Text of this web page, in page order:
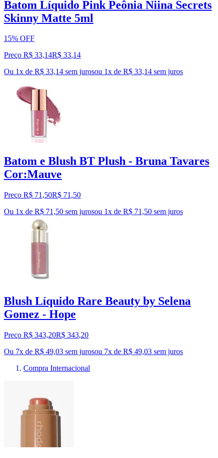
Batom Líquido Pink Peônia Niina Secrets
Skinny Matte 5ml
15% OFF
Preço R$ 33,14R$ 33,14
Ou 1x de R$ 33,14 sem jurosou 1x de R$ 33,14 sem juros
Batom e Blush BT Plush - Bruna Tavares
Cor:Mauve
Preço R$ 71,50R$ 71 ,50
Ou 1x de R$ 71,50 sem jurosou 1x de R$ 71,50 sem juros
Blush Líquido Rare Beauty by Selena
Gomez - Hope
Preço R$ 343,20R$ 343,20
Ou 7x de R$ 49,03 sem jurosou 7x de R$ 49,03 sem juros
Compra Internacional